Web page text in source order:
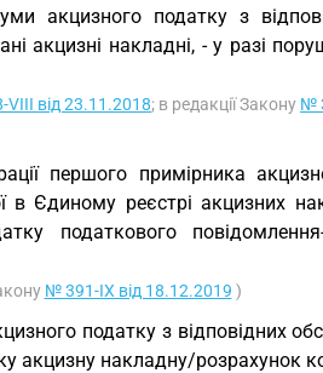
акцизного податку з
акцизні накладні, - у разі
від 23.11.2018; в редакції Закону №
першого примірника
в Єдиному реєстрі акцизних
податкового
№ 391-IX від 18.12.2019 )
податку з відповідних
акцизну накладну/розрахунок